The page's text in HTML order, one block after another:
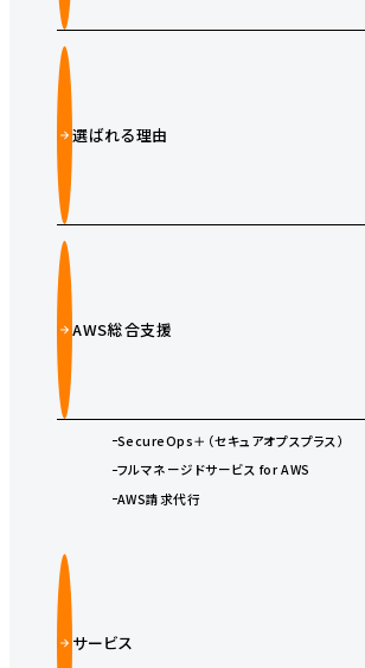
選ばれる理由
AWS総合支援
SecureOps＋（セキュアオプスプラス）
フルマネージドサービス for AWS
AWS請求代行
サービス